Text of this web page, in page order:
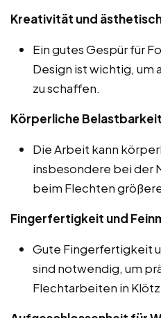
Kreativität und
Ein gutes Gespür für
Design ist wichtig, um
zu schaffen.
Körperliche Belastbarkeit
Die Arbeit kann
insbesondere bei der
beim Flechten
Fingerfertigkeit und
Gute Fingerfertigkeit
sind notwendig, um
Flechtarbeiten in